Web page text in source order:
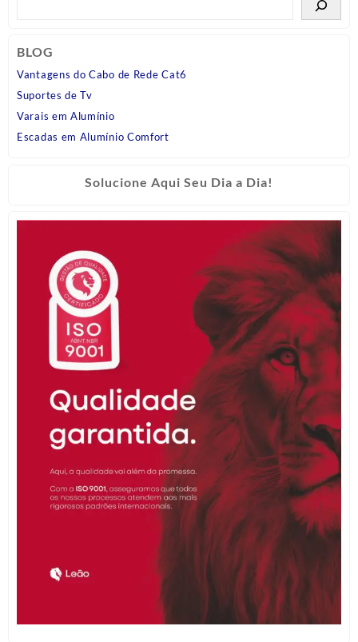
BLOG
Vantagens do Cabo de Rede Cat6
Suportes de Tv
Varais em Alumínio
Escadas em Alumínio Comfort
Solucione Aqui Seu Dia a Dia!